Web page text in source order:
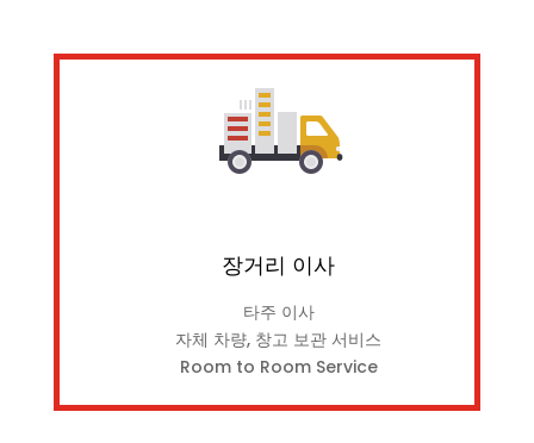
장거리 이사
타주 이사
자체 차량, 창고 보관 서비스
Room to Room Service